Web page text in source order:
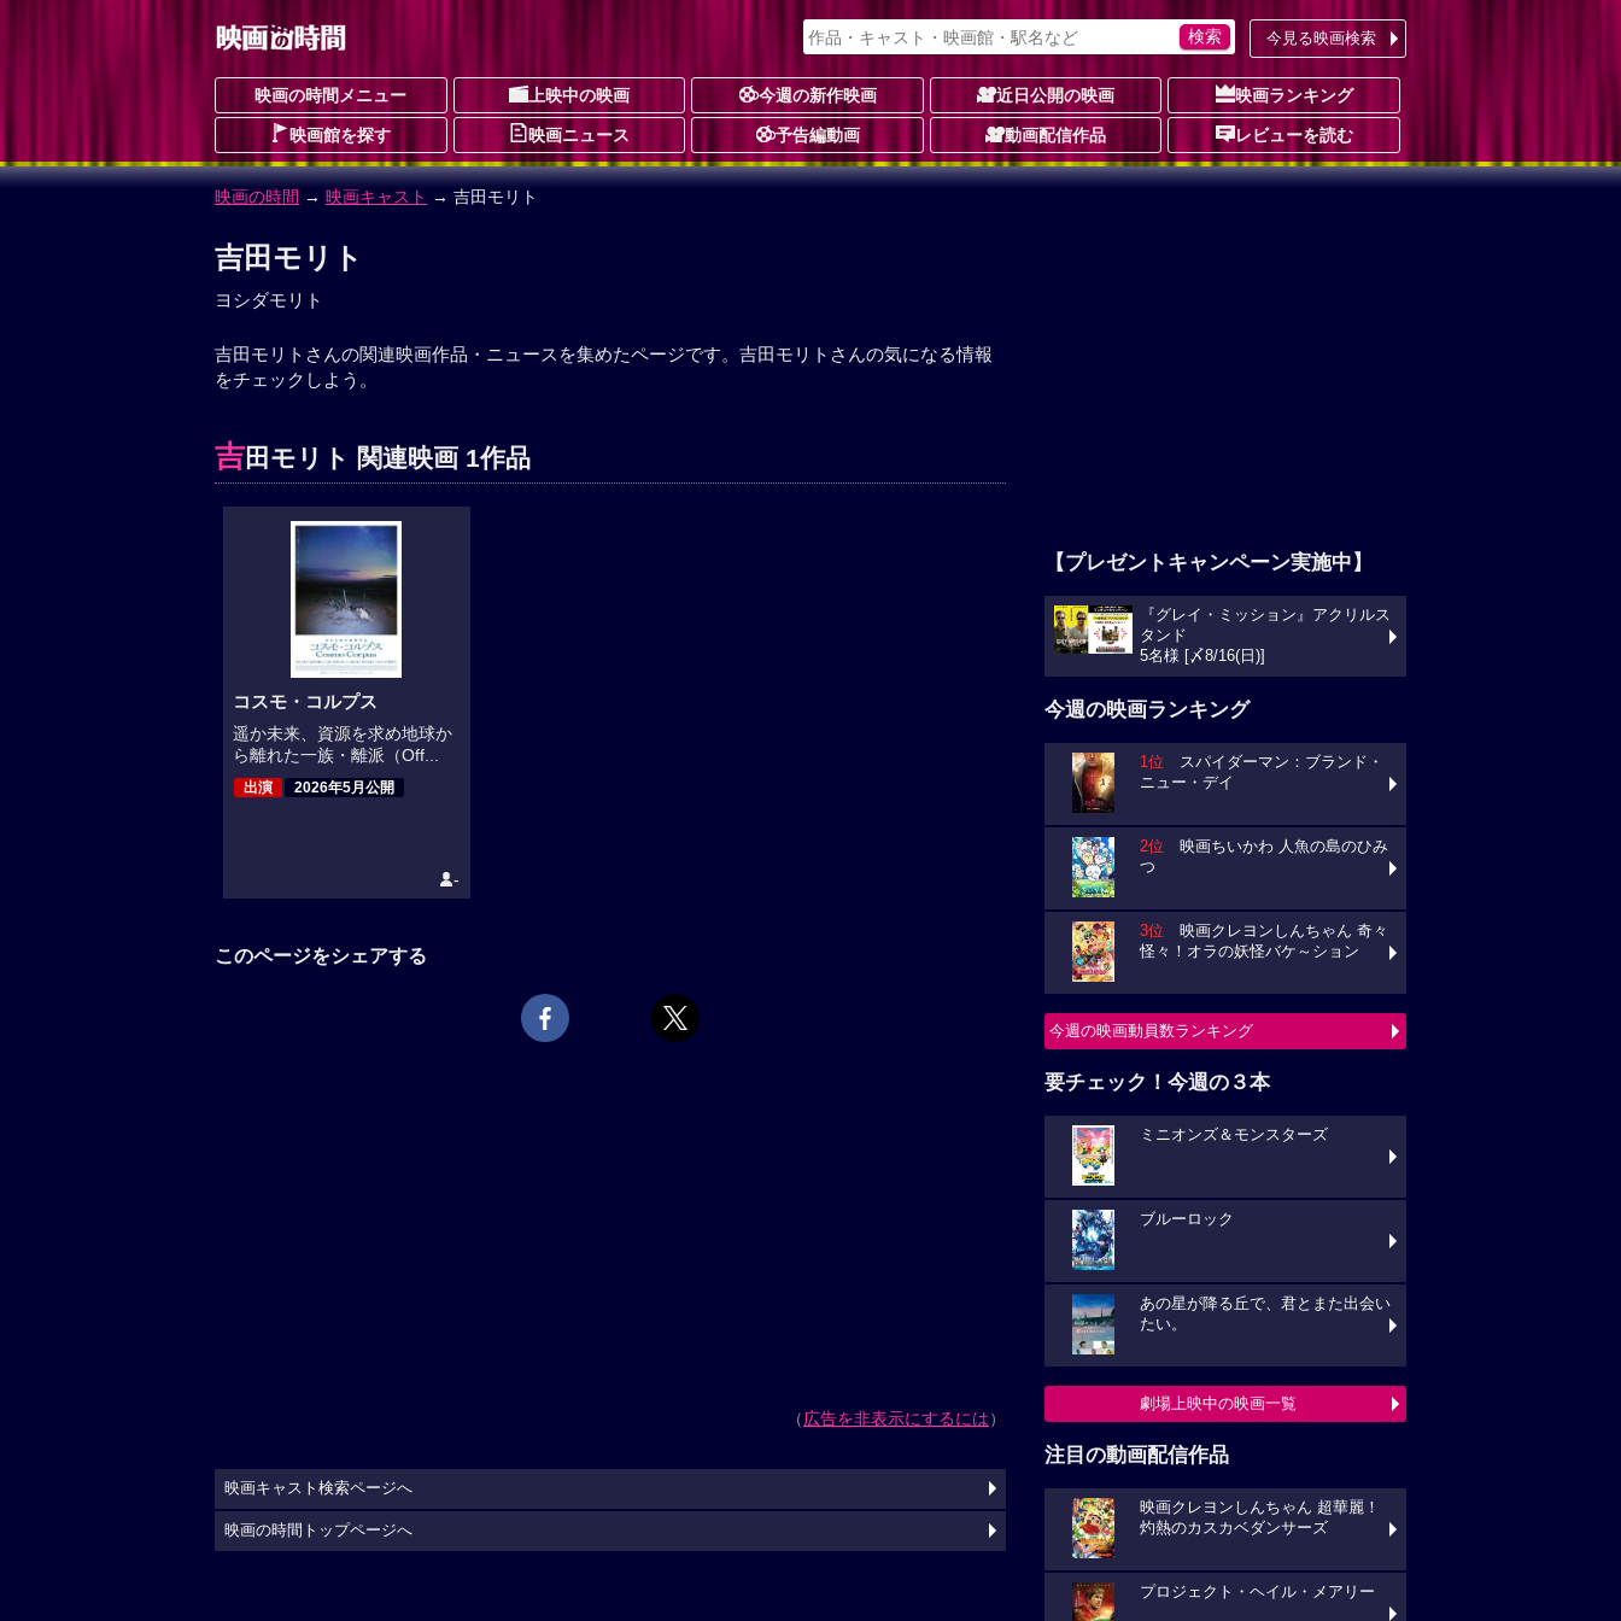
今見る映画検索
映画の時間メニュー 上映中の映画 今週の新作映画 近日公開の映画 映画ランキング
映画館を探す 映画ニュース 予告編動画 動画配信作品 レビューを読む
映画の時間 → 映画キャスト → 吉田モリト
吉田モリト
ヨシダモリト
吉田モリトさんの関連映画作品・ニュースを集めたページです。吉田モリトさんの気になる情報
をチェックしよう。
吉田モリト 関連映画 1作品
コスモ・コルプス
遥か未来、資源を求め地球か
ら離れた一族・離派（Off...
出演 2026年5月公開
-
このページをシェアする
（広告を非表示にするには）
【プレゼントキャンペーン実施中】
『グレイ・ミッション』アクリルス
タンド
5名様 [〆8/16(日)]
今週の映画ランキング
1位 スパイダーマン：ブランド・
ニュー・デイ
2位 映画ちいかわ 人魚の島のひみ
つ
3位 映画クレヨンしんちゃん 奇々
怪々！オラの妖怪バケ～ション
今週の映画動員数ランキング
要チェック！今週の３本
ミニオンズ＆モンスターズ
ブルーロック
あの星が降る丘で、君とまた出会い
たい。
劇場上映中の映画一覧
注目の動画配信作品
映画クレヨンしんちゃん 超華麗！
灼熱のカスカベダンサーズ
プロジェクト・ヘイル・メアリー
映画キャスト検索ページへ
映画の時間トップページへ